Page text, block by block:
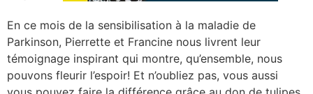
En ce mois de la sensibilisation à la maladie de
Parkinson, Pierrette et Francine nous livrent leur
témoignage inspirant qui montre, qu’ensemble, nous
pouvons fleurir l’espoir! Et n’oubliez pas, vous aussi